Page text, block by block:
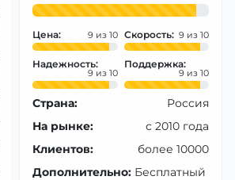
Цена: 9 Скорость: 9
Надежность:
9
Поддержка:
9
Страна:
Россия
На рынке:
с 2010 года
Клиентов:
более 10000
Дополнительно: Бесплатный